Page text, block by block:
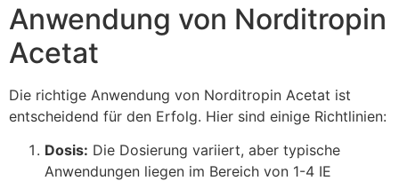
Anwendung von Norditropin
Acetat
Die richtige Anwendung von Norditropin Acetat ist
entscheidend für den Erfolg. Hier sind einige Richtlinien:
Dosis: Die Dosierung variiert, aber typische
Anwendungen liegen im Bereich von 1-4 IE